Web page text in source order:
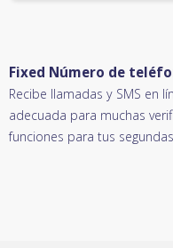
Fixed Número de
Recibe llamadas y SMS en
adecuada para muchas
funciones para tus